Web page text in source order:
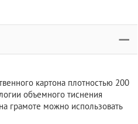
картона плотностью 200
объемного тиснения
грамоте можно использовать